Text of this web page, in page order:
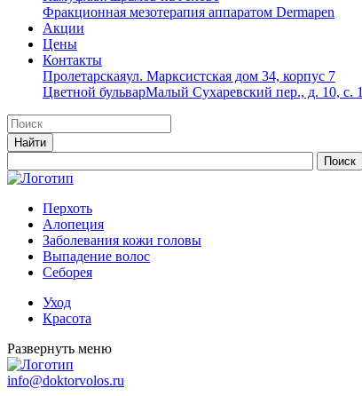
Фракционная мезотерапия аппаратом Dermapen
Акции
Цены
Контакты
Пролетарскаяул. Марксистская дом 34, корпус 7
Цветной бульварМалый Сухаревский пер., д. 10, с. 1
Перхоть
Алопеция
Заболевания кожи головы
Выпадение волос
Cеборея
Уход
Красота
Развернуть меню
info@doktorvolos.ru